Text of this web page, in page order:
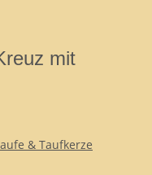
mit
& Taufkerze